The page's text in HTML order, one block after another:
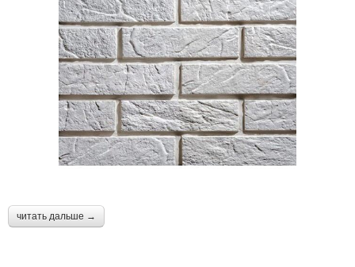
читать дальше →